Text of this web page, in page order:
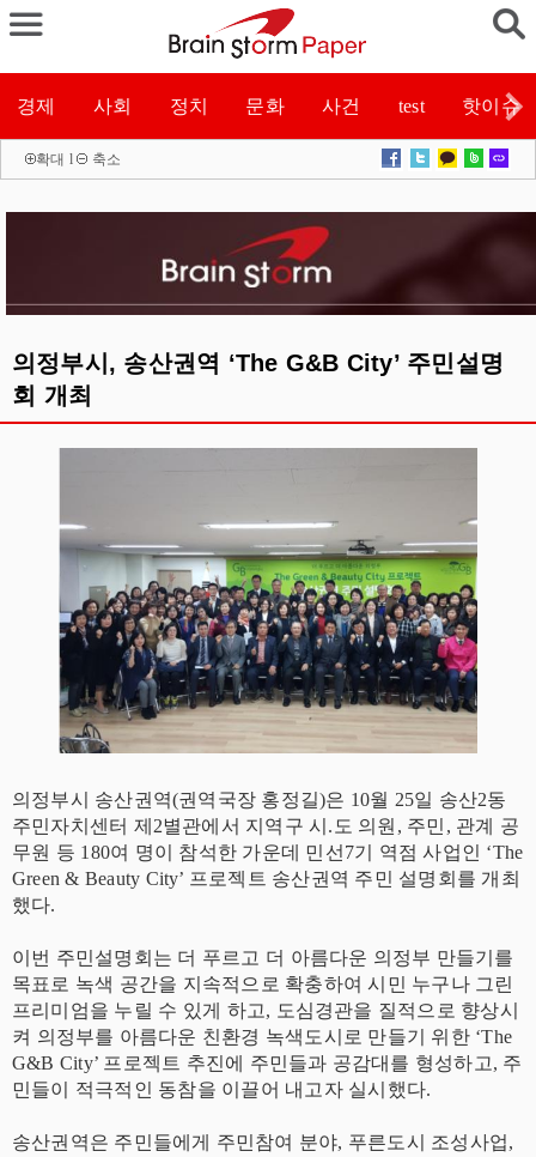
경제 사회 정치 문화 사건 test 핫이슈
확대 l 축소
의정부시, 송산권역 ‘The G&B City’ 주민설명
회 개최
의정부시 송산권역(권역국장 홍정길)은 10월 25일 송산2동
주민자치센터 제2별관에서 지역구 시.도 의원, 주민, 관계 공
무원 등 180여 명이 참석한 가운데 민선7기 역점 사업인 ‘The
Green & Beauty City’ 프로젝트 송산권역 주민 설명회를 개최
했다.
이번 주민설명회는 더 푸르고 더 아름다운 의정부 만들기를
목표로 녹색 공간을 지속적으로 확충하여 시민 누구나 그린
프리미엄을 누릴 수 있게 하고, 도심경관을 질적으로 향상시
켜 의정부를 아름다운 친환경 녹색도시로 만들기 위한 ‘The
G&B City’ 프로젝트 추진에 주민들과 공감대를 형성하고, 주
민들이 적극적인 동참을 이끌어 내고자 실시했다.
송산권역은 주민들에게 주민참여 분야, 푸른도시 조성사업,